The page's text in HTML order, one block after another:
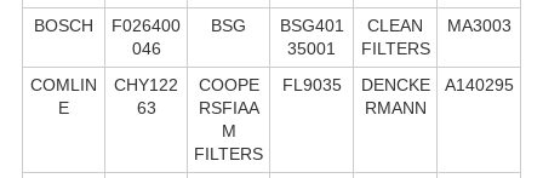
BOSCH
F026400
046
BSG
BSG401
35001
CLEAN
FILTERS
MA3003
COMLIN
E
CHY122
63
COOPE
RSFIAA
M
FILTERS
FL9035
DENCKE
RMANN
A140295